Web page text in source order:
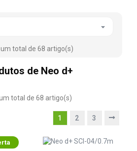

total de 68 artigo(s)
de Neo d+
total de 68 artigo(s)
1 2 3